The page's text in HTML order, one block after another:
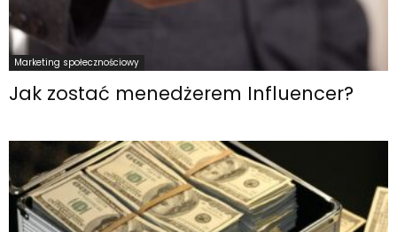
Marketing społecznościowy
Jak zostać menedżerem Influencer?